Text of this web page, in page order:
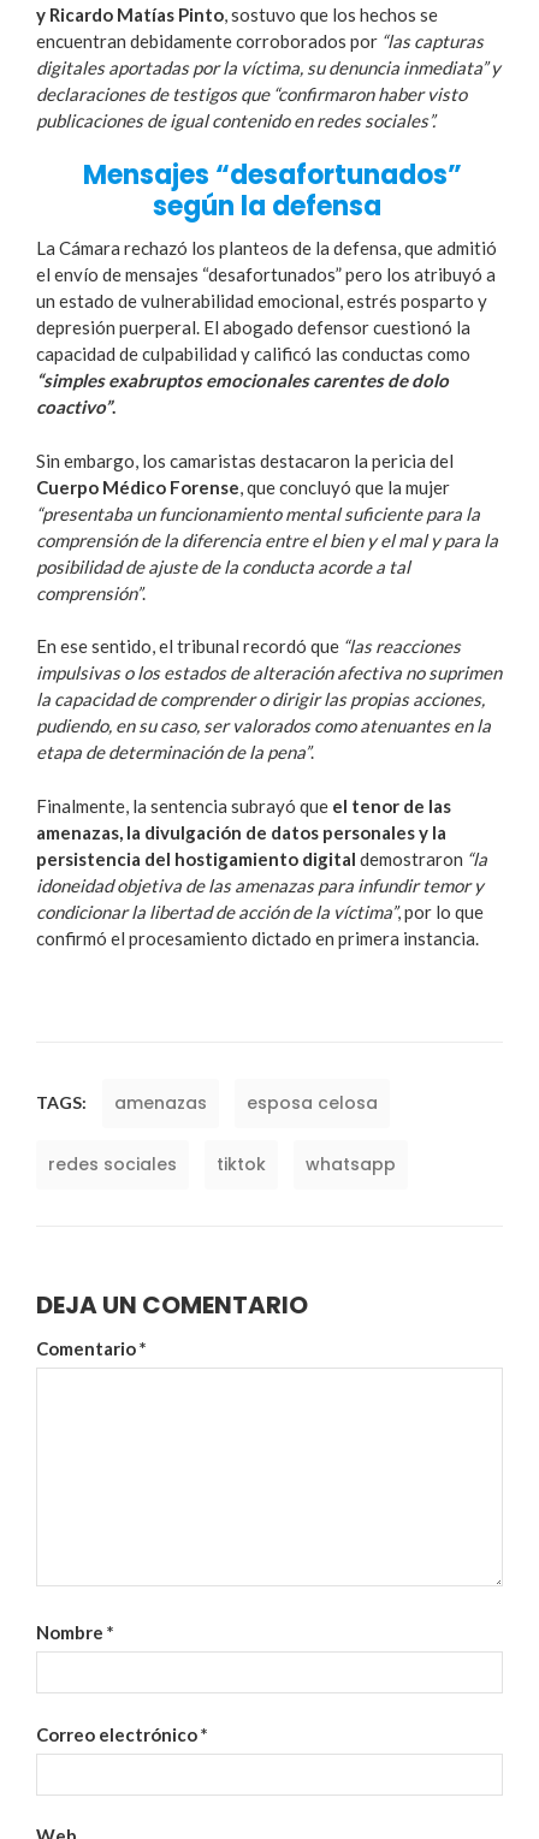
y Ricardo Matías Pinto, sostuvo que los hechos se
encuentran debidamente corroborados por “las capturas
digitales aportadas por la víctima, su denuncia inmediata” y
declaraciones de testigos que “confirmaron haber visto
publicaciones de igual contenido en redes sociales”.
Mensajes “desafortunados”
según la defensa
La Cámara rechazó los planteos de la defensa, que admitió
el envío de mensajes “desafortunados” pero los atribuyó a
un estado de vulnerabilidad emocional, estrés posparto y
depresión puerperal. El abogado defensor cuestionó la
capacidad de culpabilidad y calificó las conductas como
“simples exabruptos emocionales carentes de dolo
coactivo”.
Sin embargo, los camaristas destacaron la pericia del
Cuerpo Médico Forense, que concluyó que la mujer
“presentaba un funcionamiento mental suficiente para la
comprensión de la diferencia entre el bien y el mal y para la
posibilidad de ajuste de la conducta acorde a tal
comprensión”.
En ese sentido, el tribunal recordó que “las reacciones
impulsivas o los estados de alteración afectiva no suprimen
la capacidad de comprender o dirigir las propias acciones,
pudiendo, en su caso, ser valorados como atenuantes en la
etapa de determinación de la pena”.
Finalmente, la sentencia subrayó que el tenor de las
amenazas, la divulgación de datos personales y la
persistencia del hostigamiento digital demostraron “la
idoneidad objetiva de las amenazas para infundir temor y
condicionar la libertad de acción de la víctima”, por lo que
confirmó el procesamiento dictado en primera instancia.
TAGS: amenazas esposa celosa
redes sociales tiktok whatsapp
DEJA UN COMENTARIO
Comentario*
Nombre *
Correo electrónico*